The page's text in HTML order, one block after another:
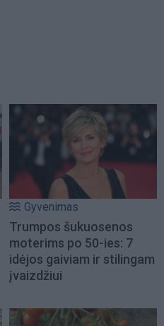
Gyvenimas
Trumpos šukuosenos
moterims po 50-ies: 7
idėjos gaiviam ir stilingam
įvaizdžiui